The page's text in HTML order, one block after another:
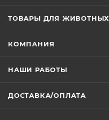
ТОВАРЫ ДЛЯ ЖИВОТНЫХ
КОМПАНИЯ
НАШИ РАБОТЫ
ДОСТАВКА/ОПЛАТА